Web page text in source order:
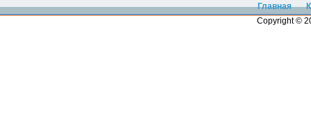
Главная
Copyright ©